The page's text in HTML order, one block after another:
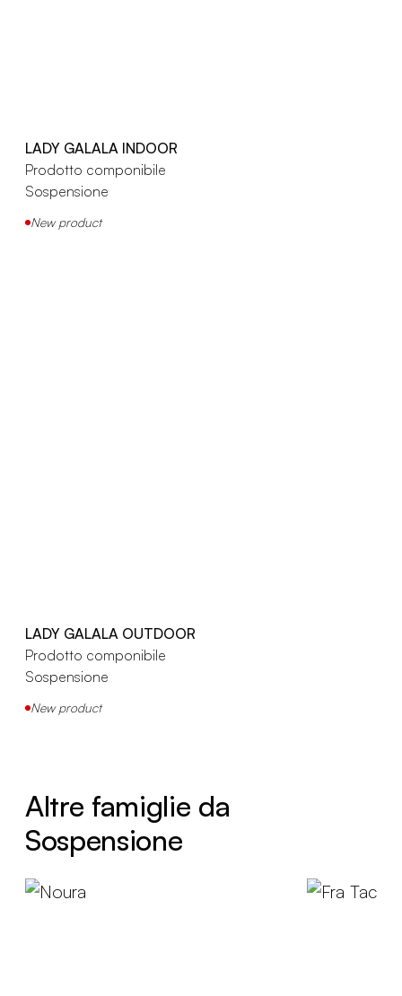
LADY GALALA INDOOR
Prodotto componibile
Sospensione
New product
LADY GALALA OUTDOOR
Prodotto componibile
Sospensione
New product
Altre famiglie da
Sospensione